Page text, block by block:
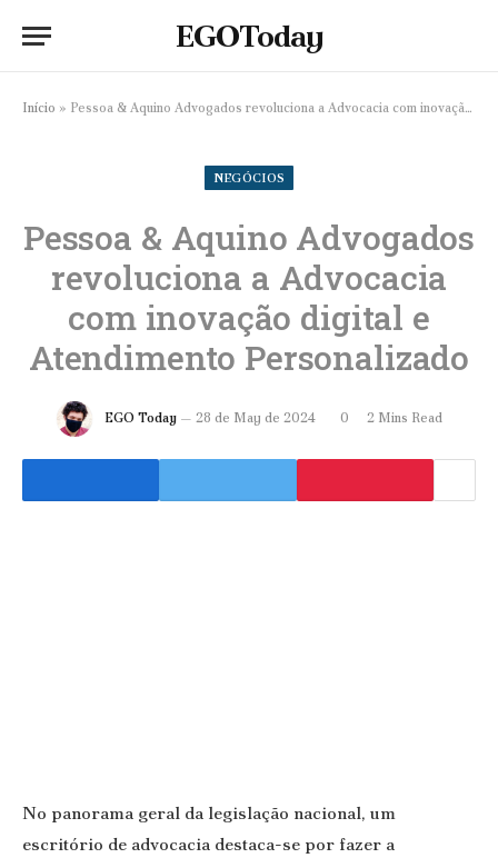
EGOToday
Início » Pessoa & Aquino Advogados revoluciona a Advocacia com inovação digital e Atendimento Personalizado
NEGÓCIOS
Pessoa & Aquino Advogados
revoluciona a Advocacia
com inovação digital e
Atendimento Personalizado
EGO Today 28 de May de 2024 0 2 Mins Read
No panorama geral da legislação nacional, um
escritório de advocacia destaca-se por fazer a